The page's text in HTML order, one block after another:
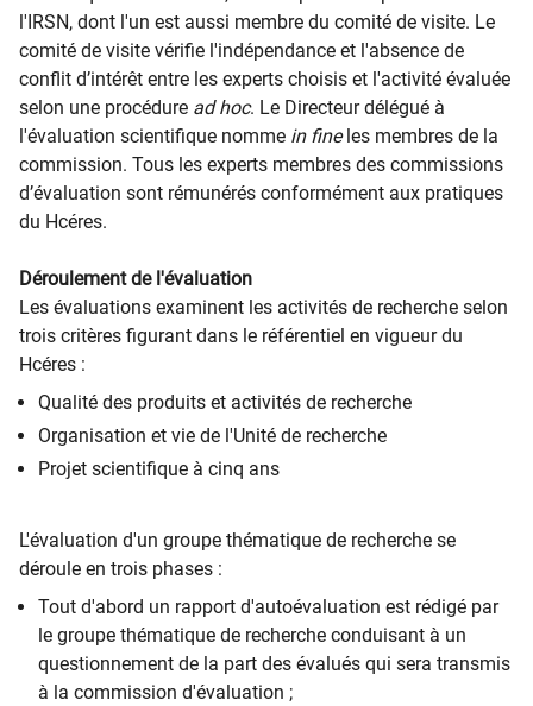
l'IRSN, dont l'un est aussi membre du comité de visite. Le
comité de visite vérifie l'indépendance et l'absence de
conflit d’intérêt entre les experts choisis et l'activité évaluée
selon une procédure ad hoc. Le Directeur délégué à
l'évaluation scientifique nomme in fineles membres de la
commission. Tous les experts membres des commissions
d’évaluation sont rémunérés conformément aux pratiques
du Hcéres.
Déroulement de l'évaluation
Les évaluations examinent les activités de recherche selon
trois critères figurant dans le référentiel en vigueur du
Hcéres :
Qualité des produits et activités de recherche
Organisation et vie de l'Unité de recherche
Projet scientifique à cinq ans
L'évaluation d'un groupe thématique de recherche se
déroule en trois phases :
Tout d'abord un rapport d'autoévaluation est rédigé par
le groupe thématique de recherche conduisant à un
questionnement de la part des évalués qui sera transmis
à la commission d'évaluation ;